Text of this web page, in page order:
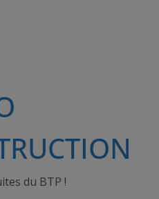
du BTP !